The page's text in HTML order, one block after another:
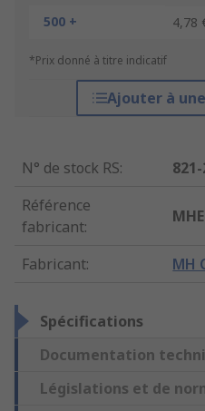
500 +
4,78
*Prix donné à titre indicatif
Ajouter à
N° de stock RS:
Référence
fabricant:
Fabricant: MH
Spécifications
Documentation
Législations et de